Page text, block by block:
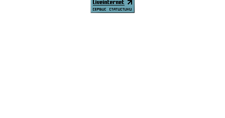
Ваш адрес email не будет опубликован.